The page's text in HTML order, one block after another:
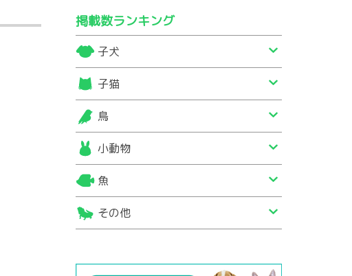
掲載数ランキング
子犬
子猫
鳥
小動物
魚
その他